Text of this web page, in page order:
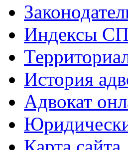
Индексы
История
Адвокат